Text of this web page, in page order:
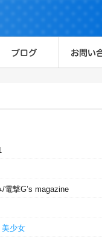
/電撃G’s magazine
美少女